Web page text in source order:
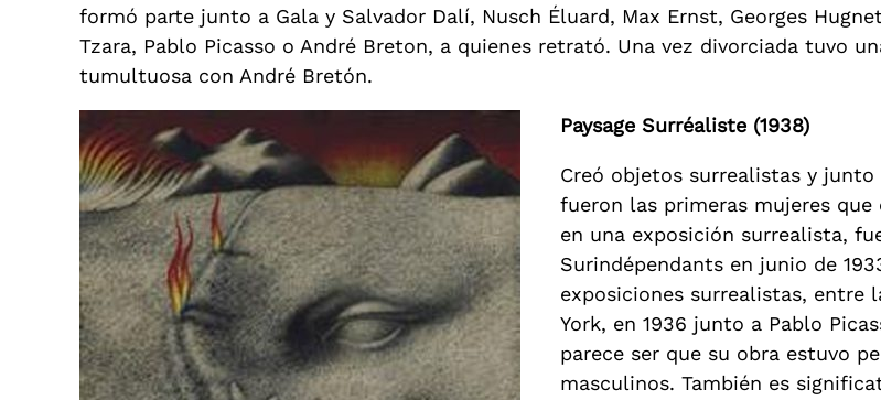
formó parte junto a Gala y Salvador Dalí, Nusch Éluard, Max Ernst, Georges
Tzara, Pablo Picasso o André Breton, a quienes retrató. Una vez divorciada tuvo
tumultuosa con André Bretón.
Paysage Surréaliste (1938)
Creó objetos surrealistas y
fueron las primeras mujeres que
en una exposición surrealista,
Surindépendants en junio de
exposiciones surrealistas, entre
York, en 1936 junto a Pablo
parece ser que su obra estuvo
masculinos. También es